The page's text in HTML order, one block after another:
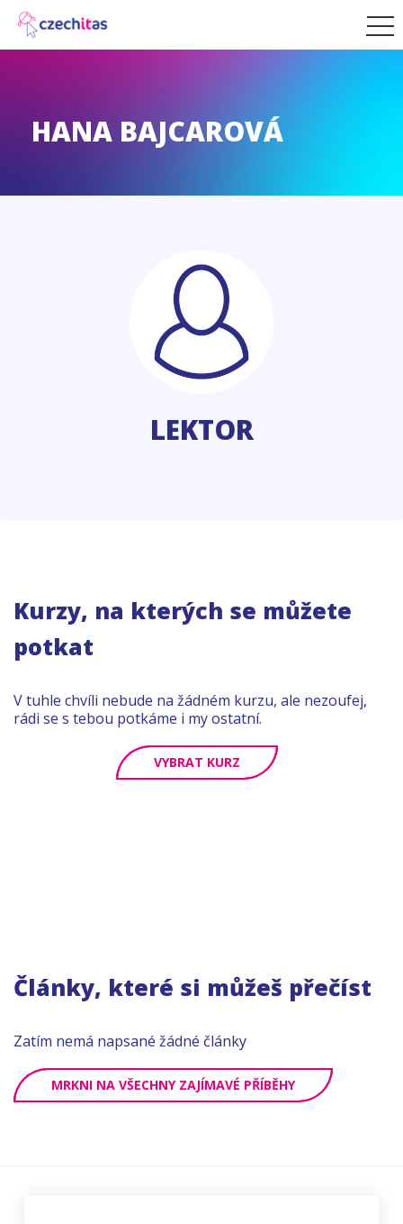
HANA BAJCAROVÁ
LEKTOR
Kurzy, na kterých se můžete
potkat
V tuhle chvíli nebude na žádném kurzu, ale nezoufej,
rádi se s tebou potkáme i my ostatní.
VYBRAT KURZ
Články, které si můžeš přečíst
Zatím nemá napsané žádné články
MRKNI NA VŠECHNY ZAJÍMAVÉ PŘÍBĚHY